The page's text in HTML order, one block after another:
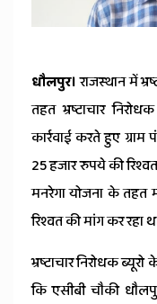
धौलपुर।राजस्थान में
तहत भ्रष्टाचार
कार्रवाई करते हुए
25 हजार रुपये की
मनरेगा योजना के तहत
रिश्वत की मांग कर रहा
भ्रष्टाचार निरोधक
कि एसीबी चौकी